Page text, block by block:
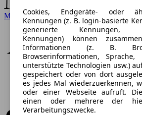
Mercedes-Benz
Cookies, Endgeräte- oder
Kennungen (z. B. login-basierte
generierte Kennungen,
Kennungen) können
Informationen (z. B.
Browserinformationen, Sprache,
unterstützte Technologien usw.)
gespeichert oder von dort
es jedes Mal wiederzuerkennen,
oder einer Webseite aufruft.
einen oder mehrere der
Verarbeitungszwecke.